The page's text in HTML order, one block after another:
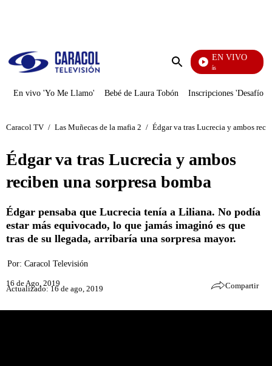
Enviar
EN VIVO
También Caerás
En vivo 'Yo Me Llamo' Bebé de Laura Tobón Inscripciones 'Desafío'
Caracol TV / Las Muñecas de la mafia 2 / Édgar va tras Lucrecia y ambos
Édgar va tras Lucrecia y ambos
reciben una sorpresa bomba
Édgar pensaba que Lucrecia tenía a Liliana. No podía
estar más equivocado, lo que jamás imaginó es que
tras de su llegada, arribaría una sorpresa mayor.
Por: Caracol Televisión
16 de Ago, 2019
Actualizado: 16 de ago, 2019 Compartir